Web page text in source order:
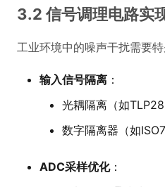
3.2 信号调理电路实
工业环境中的噪声干扰需要特
输入信号隔离 ：
光耦隔离（如
数字隔离器（如
ADC采样优化：